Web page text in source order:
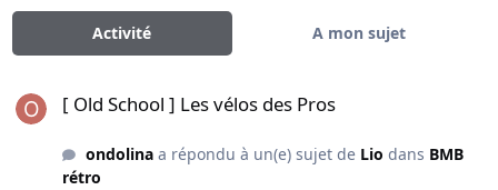
Activité A mon sujet
[ Old School ] Les vélos des Pros
ondolinaa répondu à un(e) sujet de Lio dans BMB
rétro